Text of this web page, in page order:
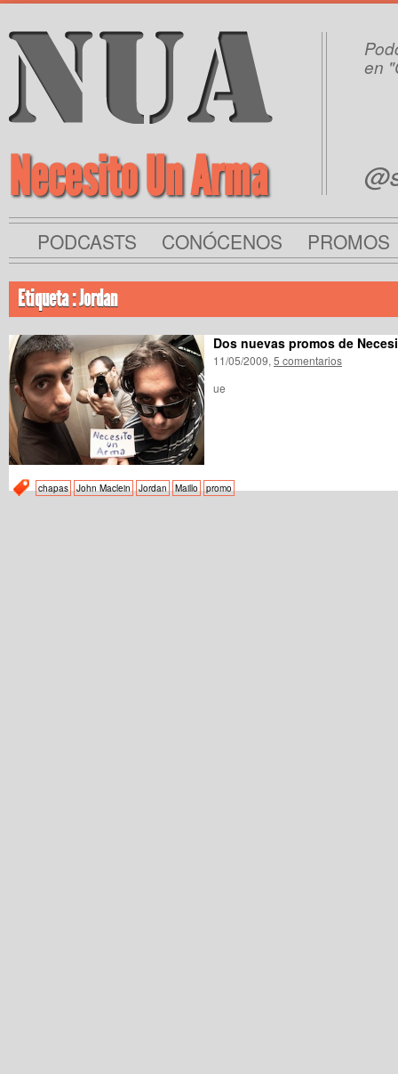
Necesito Un Arma
en
PODCASTS CONÓCENOS PROMOS
Etiqueta : Jordan
Dos nuevas promos de
11/05/2009, 5 comentarios
ue
chapas John Maclein Jordan Maillo promo